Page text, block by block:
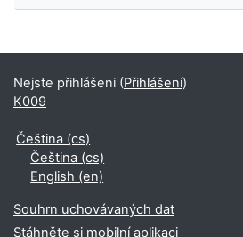
Nejste přihlášeni (Přihlášení)
K009
Čeština ‎(cs)‎
Čeština ‎(cs)‎
English ‎(en)‎
Souhrn uchovávaných dat
Stáhněte si mobilní aplikaci